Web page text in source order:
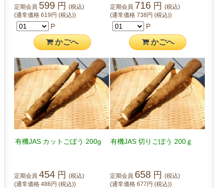
定期会員 599 円(税込)
(通常価格619円(税込))
P
かごへ
定期会員 716 円 (税込)
(通常価格 738円 (税込))
P
かごへ
有機JAS カットごぼう 200g
定期会員 454 円(税込)
(通常価格486円(税込))
有機JAS 切りごぼう 200ｇ
定期会員 658 円 (税込)
(通常価格 677円 (税込))